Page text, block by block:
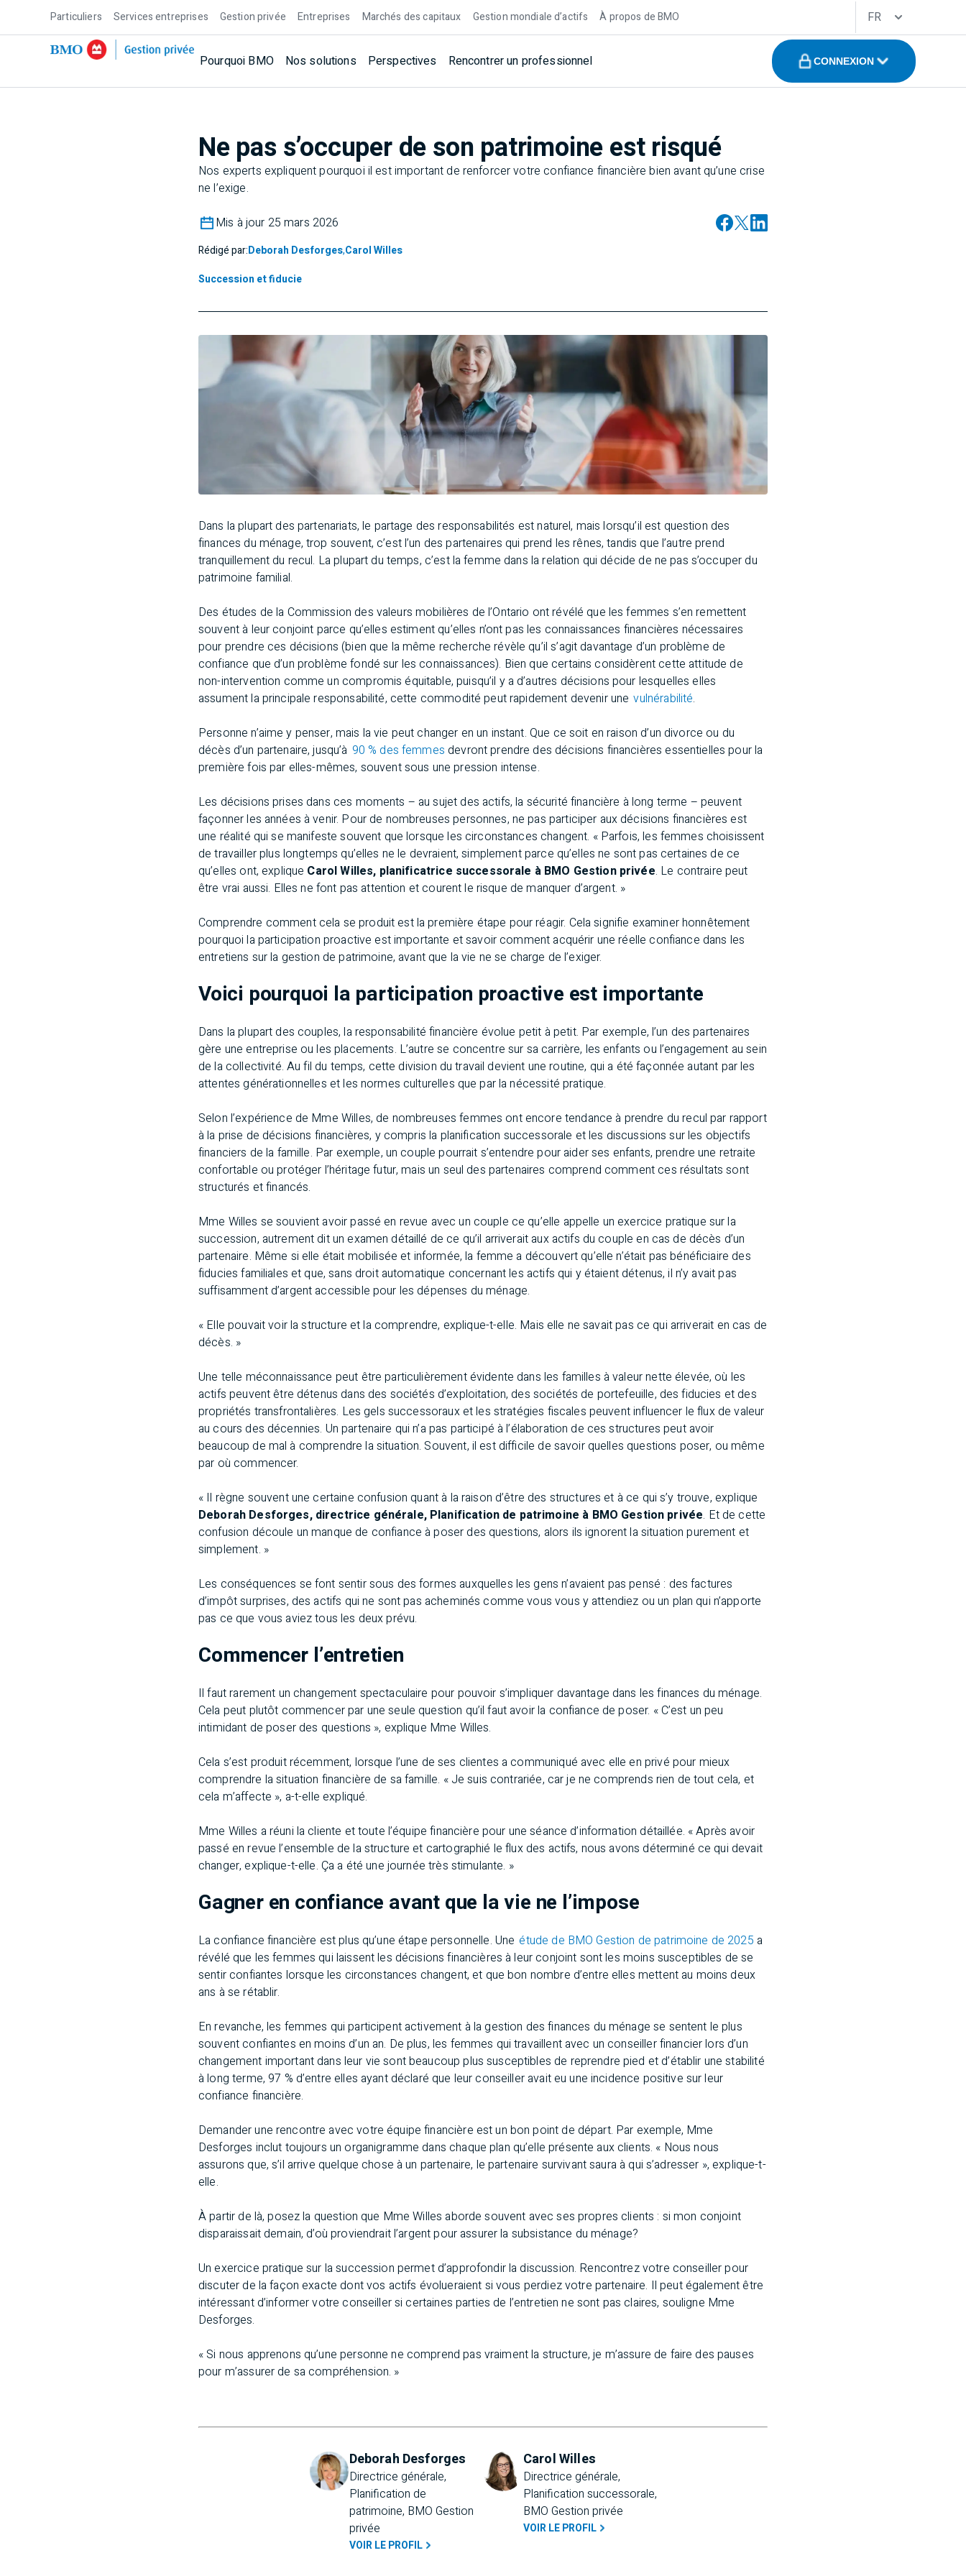
Particuliers Services entreprises Gestion privée Entreprises Marchés des capitaux Gestion mondiale d’actifs À propos de BMO FR
Pourquoi BMO Nos solutions Perspectives Rencontrer un professionnel CONNEXION
Ne pas s’occuper de son patrimoine est risqué
Nos experts expliquent pourquoi il est important de renforcer votre confiance financière bien avant qu’une crise
ne l’exige.
Mis à jour 25 mars 2026
Rédigé par:Deborah Desforges,Carol Willes
Succession et fiducie
Dans la plupart des partenariats, le partage des responsabilités est naturel, mais lorsqu’il est question des
finances du ménage, trop souvent, c’est l’un des partenaires qui prend les rênes, tandis que l’autre prend
tranquillement du recul. La plupart du temps, c’est la femme dans la relation qui décide de ne pas s’occuper du
patrimoine familial.
Des études de la Commission des valeurs mobilières de l’Ontario ont révélé que les femmes s’en remettent
souvent à leur conjoint parce qu’elles estiment qu’elles n’ont pas les connaissances financières nécessaires
pour prendre ces décisions (bien que la même recherche révèle qu’il s’agit davantage d’un problème de
confiance que d’un problème fondé sur les connaissances). Bien que certains considèrent cette attitude de
non-intervention comme un compromis équitable, puisqu’il y a d’autres décisions pour lesquelles elles
assument la principale responsabilité, cette commodité peut rapidement devenir une vulnérabilité.
Personne n’aime y penser, mais la vie peut changer en un instant. Que ce soit en raison d’un divorce ou du
décès d’un partenaire, jusqu’à 90 % des femmes devront prendre des décisions financières essentielles pour la
première fois par elles-mêmes, souvent sous une pression intense.
Les décisions prises dans ces moments – au sujet des actifs, la sécurité financière à long terme – peuvent
façonner les années à venir. Pour de nombreuses personnes, ne pas participer aux décisions financières est
une réalité qui se manifeste souvent que lorsque les circonstances changent. « Parfois, les femmes choisissent
de travailler plus longtemps qu’elles ne le devraient, simplement parce qu’elles ne sont pas certaines de ce
qu’elles ont, explique Carol Willes, planificatrice successorale à BMO Gestion privée. Le contraire peut
être vrai aussi. Elles ne font pas attention et courent le risque de manquer d’argent. »
Comprendre comment cela se produit est la première étape pour réagir. Cela signifie examiner honnêtement
pourquoi la participation proactive est importante et savoir comment acquérir une réelle confiance dans les
entretiens sur la gestion de patrimoine, avant que la vie ne se charge de l’exiger.
Voici pourquoi la participation proactive est importante
Dans la plupart des couples, la responsabilité financière évolue petit à petit. Par exemple, l’un des partenaires
gère une entreprise ou les placements. L’autre se concentre sur sa carrière, les enfants ou l’engagement au sein
de la collectivité. Au fil du temps, cette division du travail devient une routine, qui a été façonnée autant par les
attentes générationnelles et les normes culturelles que par la nécessité pratique.
Selon l’expérience de Mme Willes, de nombreuses femmes ont encore tendance à prendre du recul par rapport
à la prise de décisions financières, y compris la planification successorale et les discussions sur les objectifs
financiers de la famille. Par exemple, un couple pourrait s’entendre pour aider ses enfants, prendre une retraite
confortable ou protéger l’héritage futur, mais un seul des partenaires comprend comment ces résultats sont
structurés et financés.
Mme Willes se souvient avoir passé en revue avec un couple ce qu’elle appelle un exercice pratique sur la
succession, autrement dit un examen détaillé de ce qu’il arriverait aux actifs du couple en cas de décès d’un
partenaire. Même si elle était mobilisée et informée, la femme a découvert qu’elle n’était pas bénéficiaire des
fiducies familiales et que, sans droit automatique concernant les actifs qui y étaient détenus, il n’y avait pas
suffisamment d’argent accessible pour les dépenses du ménage.
« Elle pouvait voir la structure et la comprendre, explique-t-elle. Mais elle ne savait pas ce qui arriverait en cas de
décès. »
Une telle méconnaissance peut être particulièrement évidente dans les familles à valeur nette élevée, où les
actifs peuvent être détenus dans des sociétés d’exploitation, des sociétés de portefeuille, des fiducies et des
propriétés transfrontalières. Les gels successoraux et les stratégies fiscales peuvent influencer le flux de valeur
au cours des décennies. Un partenaire qui n’a pas participé à l’élaboration de ces structures peut avoir
beaucoup de mal à comprendre la situation. Souvent, il est difficile de savoir quelles questions poser, ou même
par où commencer.
« Il règne souvent une certaine confusion quant à la raison d’être des structures et à ce qui s’y trouve, explique
Deborah Desforges, directrice générale, Planification de patrimoine à BMO Gestion privée. Et de cette
confusion découle un manque de confiance à poser des questions, alors ils ignorent la situation purement et
simplement. »
Les conséquences se font sentir sous des formes auxquelles les gens n’avaient pas pensé : des factures
d’impôt surprises, des actifs qui ne sont pas acheminés comme vous vous y attendiez ou un plan qui n’apporte
pas ce que vous aviez tous les deux prévu.
Commencer l’entretien
Il faut rarement un changement spectaculaire pour pouvoir s’impliquer davantage dans les finances du ménage.
Cela peut plutôt commencer par une seule question qu’il faut avoir la confiance de poser. « C’est un peu
intimidant de poser des questions », explique Mme Willes.
Cela s’est produit récemment, lorsque l’une de ses clientes a communiqué avec elle en privé pour mieux
comprendre la situation financière de sa famille. « Je suis contrariée, car je ne comprends rien de tout cela, et
cela m’affecte », a-t-elle expliqué.
Mme Willes a réuni la cliente et toute l’équipe financière pour une séance d’information détaillée. « Après avoir
passé en revue l’ensemble de la structure et cartographié le flux des actifs, nous avons déterminé ce qui devait
changer, explique-t-elle. Ça a été une journée très stimulante. »
Gagner en confiance avant que la vie ne l’impose
La confiance financière est plus qu’une étape personnelle. Une étude de BMO Gestion de patrimoine de 2025 a
révélé que les femmes qui laissent les décisions financières à leur conjoint sont les moins susceptibles de se
sentir confiantes lorsque les circonstances changent, et que bon nombre d’entre elles mettent au moins deux
ans à se rétablir.
En revanche, les femmes qui participent activement à la gestion des finances du ménage se sentent le plus
souvent confiantes en moins d’un an. De plus, les femmes qui travaillent avec un conseiller financier lors d’un
changement important dans leur vie sont beaucoup plus susceptibles de reprendre pied et d’établir une stabilité
à long terme, 97 % d’entre elles ayant déclaré que leur conseiller avait eu une incidence positive sur leur
confiance financière.
Demander une rencontre avec votre équipe financière est un bon point de départ. Par exemple, Mme
Desforges inclut toujours un organigramme dans chaque plan qu’elle présente aux clients. « Nous nous
assurons que, s’il arrive quelque chose à un partenaire, le partenaire survivant saura à qui s’adresser », explique-t-
elle.
À partir de là, posez la question que Mme Willes aborde souvent avec ses propres clients : si mon conjoint
disparaissait demain, d’où proviendrait l’argent pour assurer la subsistance du ménage?
Un exercice pratique sur la succession permet d’approfondir la discussion. Rencontrez votre conseiller pour
discuter de la façon exacte dont vos actifs évolueraient si vous perdiez votre partenaire. Il peut également être
intéressant d’informer votre conseiller si certaines parties de l’entretien ne sont pas claires, souligne Mme
Desforges.
« Si nous apprenons qu’une personne ne comprend pas vraiment la structure, je m’assure de faire des pauses
pour m’assurer de sa compréhension. »
Deborah Desforges
Directrice générale,
Planification de
patrimoine, BMO Gestion
privée
VOIR LE PROFIL
Carol Willes
Directrice générale,
Planification successorale,
BMO Gestion privée
VOIR LE PROFIL